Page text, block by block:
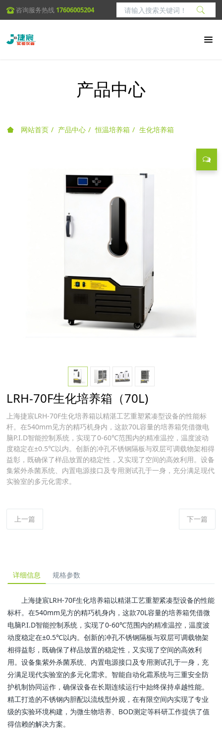
咨询服务热线 17606005204
产品中心
网站首页 产品中心 恒温培养箱 生化培养箱
LRH-70F生化培养箱（70L)
上海捷宸LRH-70F生化培养箱以精湛工艺重塑紧凑型设备的性能标
杆。在540mm见方的精巧机身内，这款70L容量的培养箱凭借微电
脑P.I.D智能控制系统，实现了0-60℃范围内的精准温控，温度波动
度稳定在±0.5℃以内。创新的冲孔不锈钢隔板与双层可调载物架相得
益彰，既确保了样品放置的稳定性，又实现了空间的高效利用。设备
集紫外杀菌系统、内置电源接口及专用测试孔于一身，充分满足现代
实验室的多元化需求。
上一篇 下一篇
详细信息 规格参数
上海捷宸LRH-70F生化培养箱以精湛工艺重塑紧凑型设备的性能
标杆。在540mm见方的精巧机身内，这款70L容量的培养箱凭借微
电脑P.I.D智能控制系统，实现了0-60℃范围内的精准温控，温度波
动度稳定在±0.5℃以内。创新的冲孔不锈钢隔板与双层可调载物架
相得益彰，既确保了样品放置的稳定性，又实现了空间的高效利
用。设备集紫外杀菌系统、内置电源接口及专用测试孔于一身，充
分满足现代实验室的多元化需求。智能自动化霜系统与三重安全防
护机制协同运作，确保设备在长期连续运行中始终保持卓越性能。
精工打造的不锈钢内胆配以流线型外观，在有限空间内实现了专业
级的实验环境构建，为微生物培养、BOD测定等科研工作提供了值
得信赖的解决方案。